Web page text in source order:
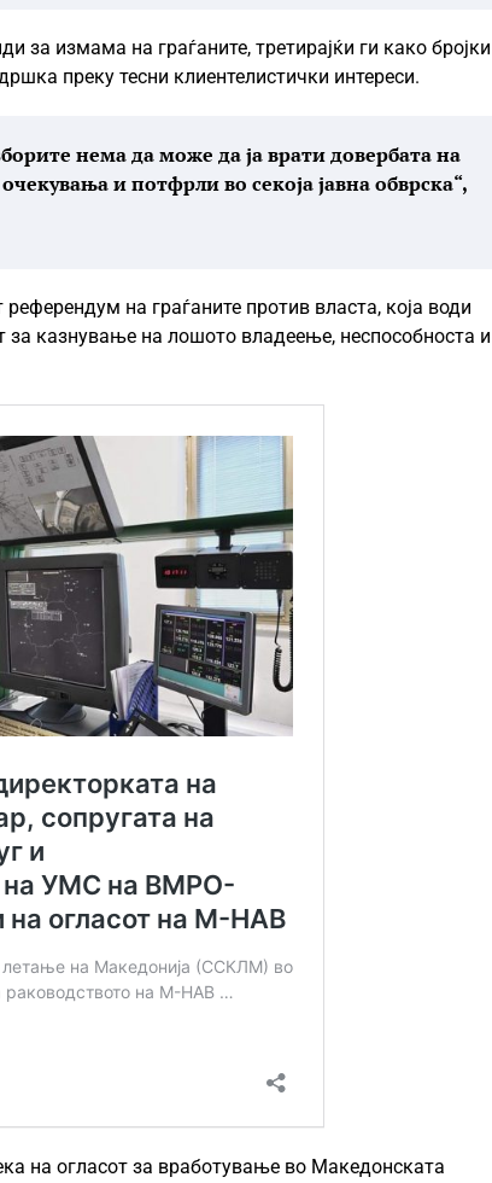
за измама на граѓаните, третирајќи ги како
преку тесни клиентелистички интереси.
нема да може да ја врати довербата на
и потфрли во секоја јавна обврска“,
на граѓаните против власта, која води
казнување на лошото владеење, неспособноста и
на огласот за вработување во Македонската